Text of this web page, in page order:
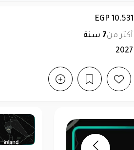
أكثر من7 سنة
2027